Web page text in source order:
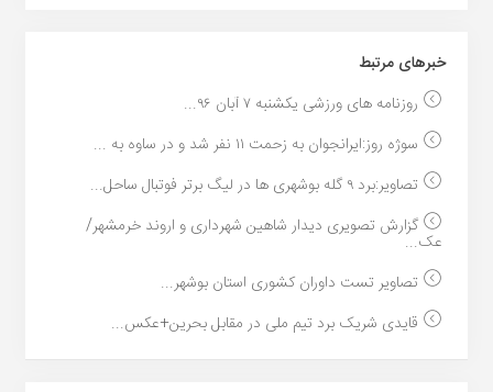
خبر‌های مرتبط
روزنامه های ورزشی یکشنبه ۷ آبان ۹۶...
سوژه روز:ایرانجوان به زحمت ۱۱ نفر شد و در ساوه به ...
تصاویر:برد ۹ گله بوشهری ها در لیگ برتر فوتبال ساحل...
گزارش تصویری دیدار شاهین شهرداری و اروند خرمشهر/
عک...
تصاویر تست داوران کشوری استان بوشهر...
قایدی شریک برد تیم ملی در مقابل بحرین+عکس...